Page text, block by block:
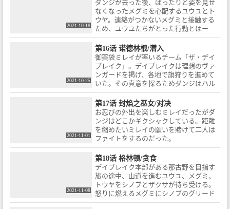
2021-10-18
ダンジが去った後、ぱったりと姿を見せ
なくなったメグミを心配するユウユとト
ウヤ。連絡がつかないメグミと接触する
ため、ユウユたちがとった行動とはー
2021-10-25
第16话 诺德林根/潜入
御薬袋ミレイが率いるチーム「ザ・デイ
ブレイク」。デイブレイクは理想のヴァ
ンガードを掲げ、各地で旗狩りを進めて
いた。その真意を探るためダンジはハル
カに接触する。
2021-11-01
第17话 封焰之巫女/对决
お忍びの外出を楽しむミレイだったがダ
ンジはどこかギクシャクしている。距離
を縮めたいミレイの願いを賭けて二人は
ファイトをするのだった。
2021-11-08
第18话 格林顿/贪食
デイブレイク本部がある那古野を目指す
旅の途中、山道を進むユウユ、メグミ、
トウヤをシノブとザクサが待ち受ける。
怒りに燃えるメグミにシノブのグリード
ンが牙を向く。